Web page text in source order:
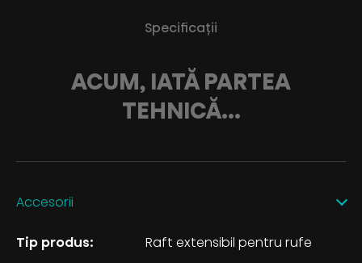
Specificaţii
ACUM, IATĂ PARTEA
TEHNICĂ...
Accesorii
Tip produs: Raft extensibil pentru rufe